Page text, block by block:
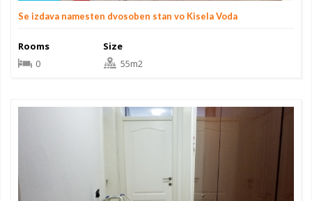
Se izdava namesten dvosoben stan vo Kisela Voda
Rooms
0
Size
55m2